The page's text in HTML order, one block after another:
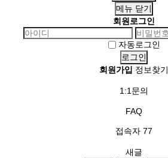
메뉴 닫기
회원로그인
자동로그인
회원가입 정보찾기
1:1문의
FAQ
접속자 77
새글